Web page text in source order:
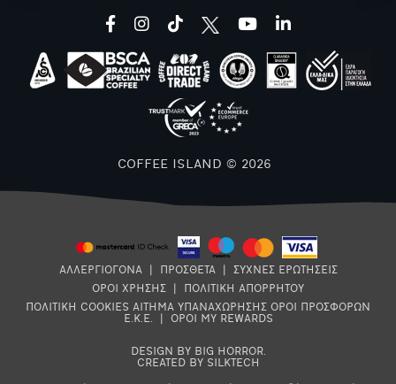
facebookinstagram
tiktok youtubelinkedin
COFFEE ISLAND © 2026
ΑΛΛΕΡΓΙΟΓΟΝΑ ΠΡΟΣΘΕΤΑ
ΣΥΧΝΕΣ ΕΡΩΤΗΣΕΙΣ
ΟΡΟΙ ΧΡΗΣΗΣ
ΠΟΛΙΤΙΚΗ ΑΠΟΡΡΗΤΟΥ
ΠΟΛΙΤΙΚΗ COOKIES ΑΙΤΗΜΑ ΥΠΑΝΑΧΩΡΗΣΗΣ ΟΡΟΙ ΠΡΟΣΦΟΡΩΝ
Ε.Κ.Ε.
ΟΡΟΙ MY REWARDS
DESIGN BY BIG HORROR.
CREATED BY SILKTECH